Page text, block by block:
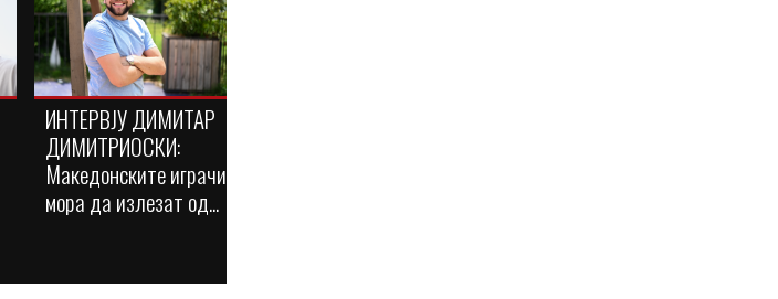
ИНТЕРВЈУ ДИМИТАР
ДИМИТРИОСКИ:
Македонските играчи
мора да излезат од...